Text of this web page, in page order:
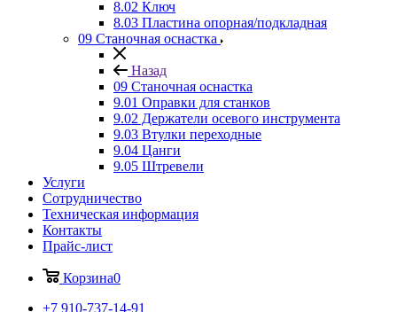
8.02 Ключ
8.03 Пластина опорная/подкладная
09 Станочная оснастка
Назад
09 Станочная оснастка
9.01 Оправки для станков
9.02 Держатели осевого инструмента
9.03 Втулки переходные
9.04 Цанги
9.05 Штревели
Услуги
Сотрудничество
Техническая информация
Контакты
Прайс-лист
Корзина0
+7 910-737-14-91